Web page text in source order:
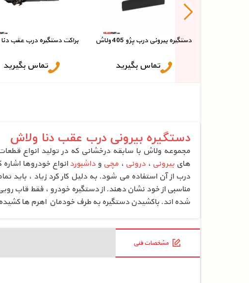
دستگیره بیرونی درب پژو 405 ولاش
تماس بگیرید
براکت دستگیره درب عقب
تماس بگیرید
دستگیره بیرونی درب عقب دنا ولاش
مجموعه ولاش با سابقه درخشانی که در تولید انواع
های بیرونی ، درونی ، مچی و داشبورد انواع خودروها
درب از آن استفاده می شود. به دلیل کار کرد زیاد ، باید
مناسبی از خود نشان دهند. از دستگیره خودرو ، فقط قاب
شده اند. باکشیدن دستگیره به طرف خودمان اهرم ها
مشخصات فنی